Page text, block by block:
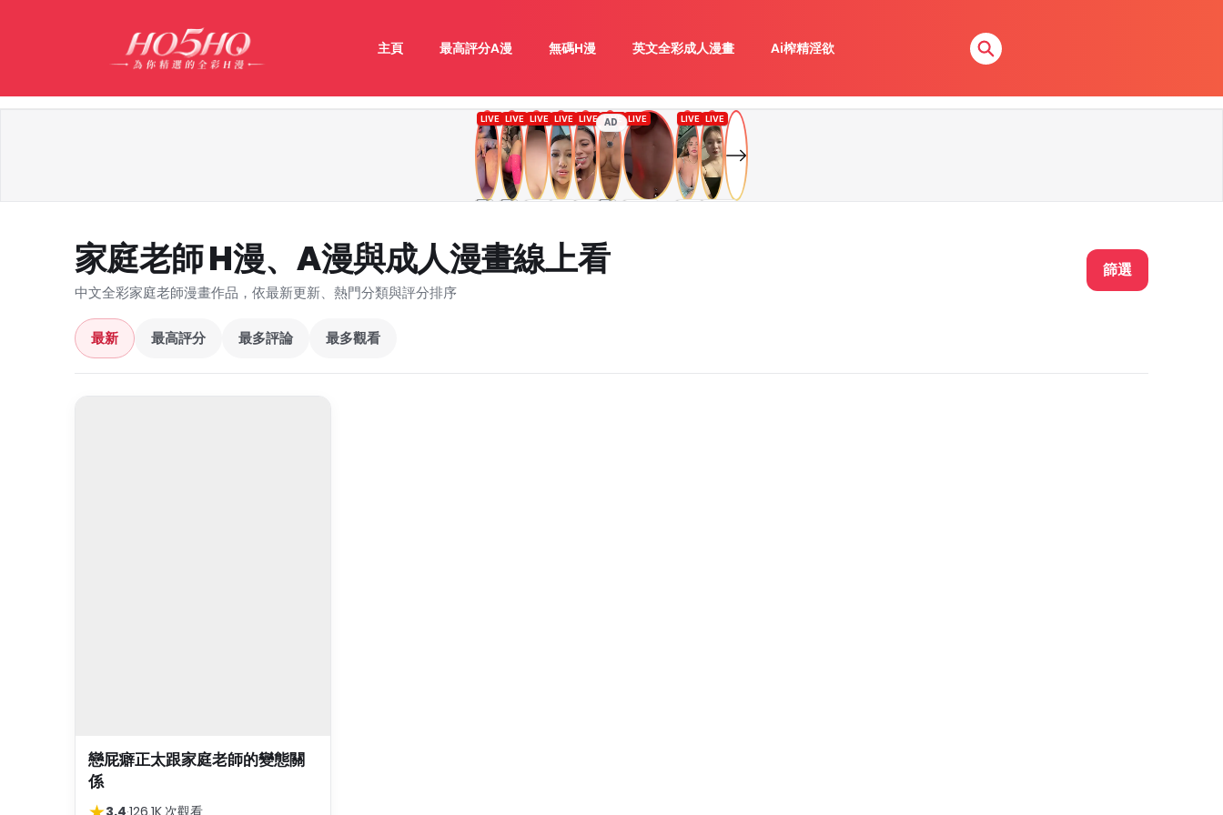
主頁 最高評分A漫 無碼H漫 英文全彩成人漫畫 Ai榨精淫欲
AD
家庭老師 H漫、A漫與成人漫畫線上看
中文全彩家庭老師漫畫作品，依最新更新、熱門分類與評分排序
篩選
最新 最高評分 最多評論 最多觀看
戀屁癖正太跟家庭老師的變態關
係
3.4·126.1K 次觀看